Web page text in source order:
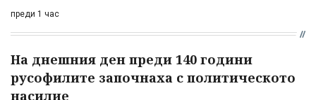
преди 1 час
На днешния ден преди 140 години
русофилите започнаха с политическото
насилие